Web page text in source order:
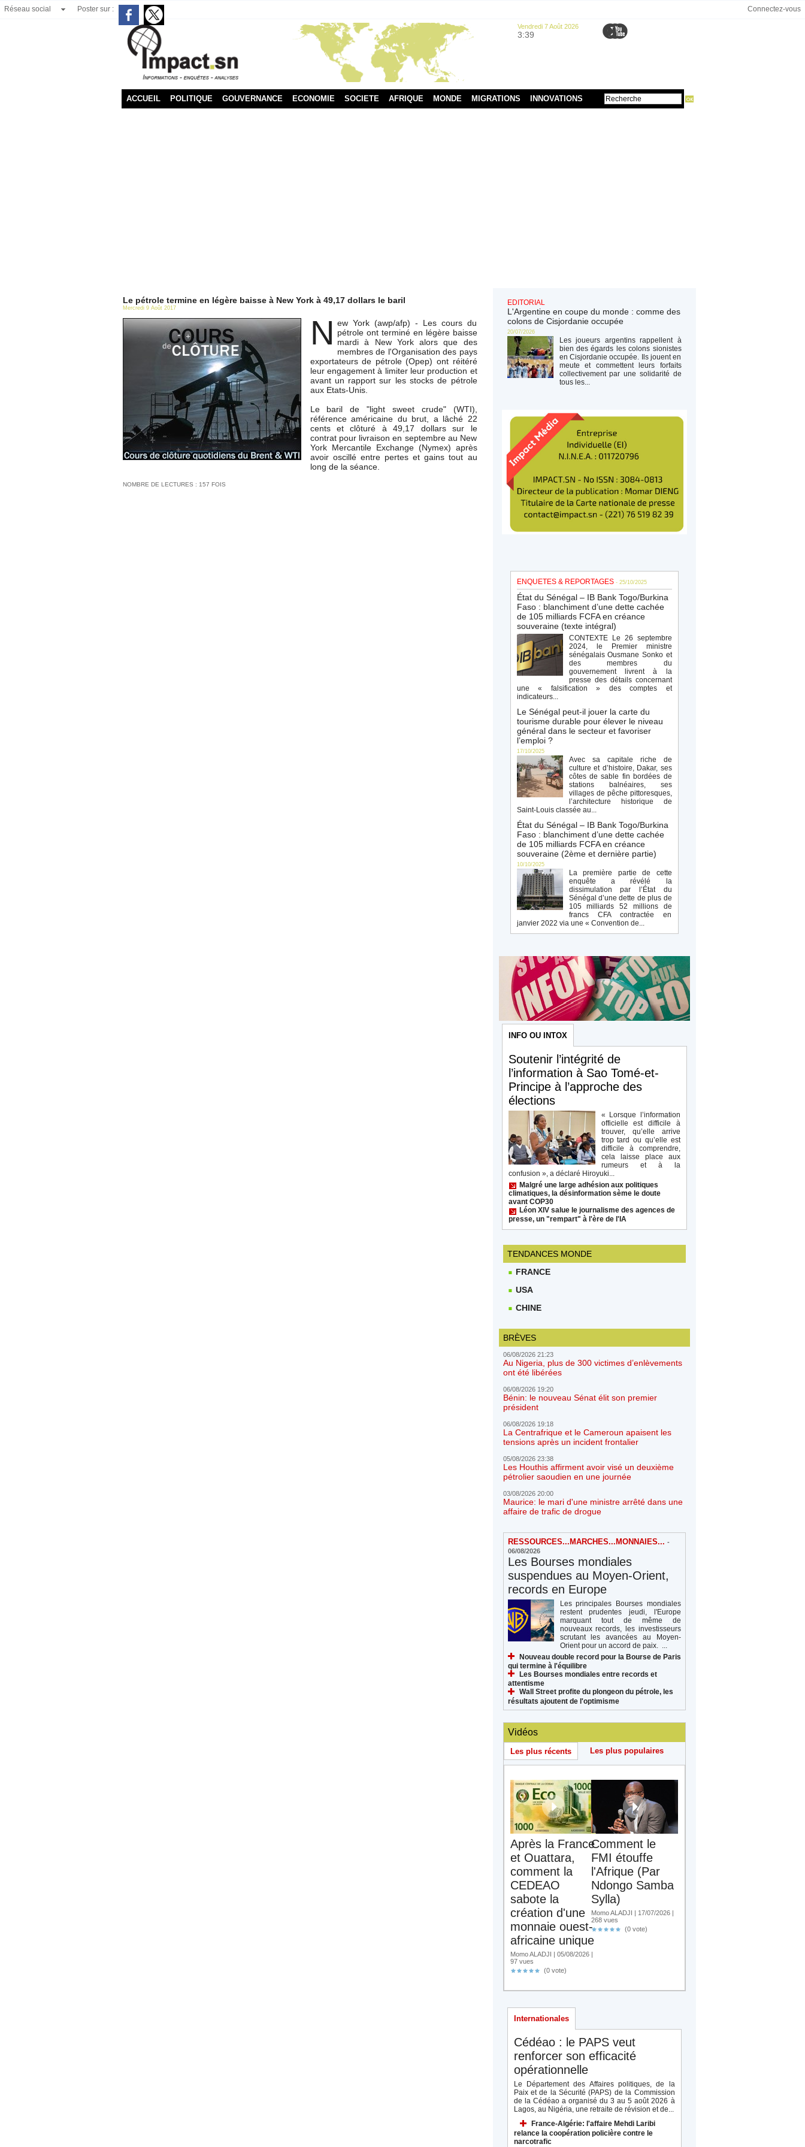
Réseau social Poster sur : Connectez-vous
Vendredi 7 Août 2026
3:39
ACCUEIL POLITIQUE GOUVERNANCE ECONOMIE SOCIETE AFRIQUE MONDE MIGRATIONS INNOVATIONS
Le pétrole termine en légère baisse à New York à 49,17 dollars le baril
Mercredi 9 Août 2017
N ew York (awp/afp) - Les cours du
pétrole ont terminé en légère baisse
mardi à New York alors que des
membres de l'Organisation des pays
exportateurs de pétrole (Opep) ont réitéré
leur engagement à limiter leur production et
avant un rapport sur les stocks de pétrole
aux Etats-Unis.
Le baril de "light sweet crude" (WTI),
référence américaine du brut, a lâché 22
cents et clôturé à 49,17 dollars sur le
contrat pour livraison en septembre au New
York Mercantile Exchange (Nymex) après
avoir oscillé entre pertes et gains tout au
long de la séance.
NOMBRE DE LECTURES : 157 FOIS
EDITORIAL
L'Argentine en coupe du monde : comme des
colons de Cisjordanie occupée
20/07/2026
Les joueurs argentins rappellent à
bien des égards les colons sionistes
en Cisjordanie occupée. Ils jouent en
meute et commettent leurs forfaits
collectivement par une solidarité de
tous les...
ENQUETES & REPORTAGES - 25/10/2025
État du Sénégal – IB Bank Togo/Burkina
Faso : blanchiment d’une dette cachée
de 105 milliards FCFA en créance
souveraine (texte intégral)
CONTEXTE Le 26 septembre
2024, le Premier ministre
sénégalais Ousmane Sonko et
des membres du
gouvernement livrent à la
presse des détails concernant
une « falsification » des comptes et
indicateurs...
Le Sénégal peut-il jouer la carte du
tourisme durable pour élever le niveau
général dans le secteur et favoriser
l’emploi ?
17/10/2025
Avec sa capitale riche de
culture et d’histoire, Dakar, ses
côtes de sable fin bordées de
stations balnéaires, ses
villages de pêche pittoresques,
l’architecture historique de
Saint-Louis classée au...
État du Sénégal – IB Bank Togo/Burkina
Faso : blanchiment d’une dette cachée
de 105 milliards FCFA en créance
souveraine (2ème et dernière partie)
10/10/2025
La première partie de cette
enquête a révélé la
dissimulation par l’État du
Sénégal d’une dette de plus de
105 milliards 52 millions de
francs CFA contractée en
janvier 2022 via une « Convention de...
INFO OU INTOX
Soutenir l’intégrité de
l’information à Sao Tomé-et-
Principe à l’approche des
élections
« Lorsque l’information
officielle est difficile à
trouver, qu’elle arrive
trop tard ou qu’elle est
difficile à comprendre,
cela laisse place aux
rumeurs et à la
confusion », a déclaré Hiroyuki...
Malgré une large adhésion aux politiques
climatiques, la désinformation sème le doute
avant COP30
Léon XIV salue le journalisme des agences de
presse, un "rempart" à l'ère de l'IA
TENDANCES MONDE
FRANCE
USA
CHINE
BRÈVES
06/08/2026 21:23
Au Nigeria, plus de 300 victimes d’enlèvements
ont été libérées
06/08/2026 19:20
Bénin: le nouveau Sénat élit son premier
président
06/08/2026 19:18
La Centrafrique et le Cameroun apaisent les
tensions après un incident frontalier
05/08/2026 23:38
Les Houthis affirment avoir visé un deuxième
pétrolier saoudien en une journée
03/08/2026 20:00
Maurice: le mari d'une ministre arrêté dans une
affaire de trafic de drogue
RESSOURCES...MARCHES...MONNAIES... -
06/08/2026
Les Bourses mondiales
suspendues au Moyen-Orient,
records en Europe
Les principales Bourses mondiales
restent prudentes jeudi, l'Europe
marquant tout de même de
nouveaux records, les investisseurs
scrutant les avancées au Moyen-
Orient pour un accord de paix. ...
Nouveau double record pour la Bourse de Paris
qui termine à l'équilibre
Les Bourses mondiales entre records et
attentisme
Wall Street profite du plongeon du pétrole, les
résultats ajoutent de l'optimisme
Vidéos
Les plus récents Les plus populaires
Après la France
et Ouattara,
comment la
CEDEAO
sabote la
création d'une
monnaie ouest-
africaine unique
Momo ALADJI | 05/08/2026 |
97 vues
(0 vote)
Comment le
FMI étouffe
l'Afrique (Par
Ndongo Samba
Sylla)
Momo ALADJI | 17/07/2026 |
268 vues
(0 vote)
Internationales
Cédéao : le PAPS veut
renforcer son efficacité
opérationnelle
Le Département des Affaires politiques, de la
Paix et de la Sécurité (PAPS) de la Commission
de la Cédéao a organisé du 3 au 5 août 2026 à
Lagos, au Nigéria, une retraite de révision et de...
France-Algérie: l'affaire Mehdi Laribi
relance la coopération policière contre le
narcotrafic